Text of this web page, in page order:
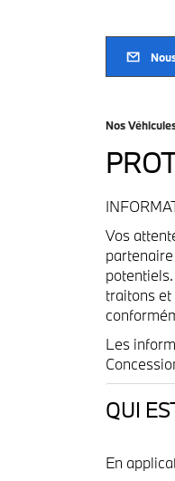
Nos
Vos
traitons et
Les
QUI
En